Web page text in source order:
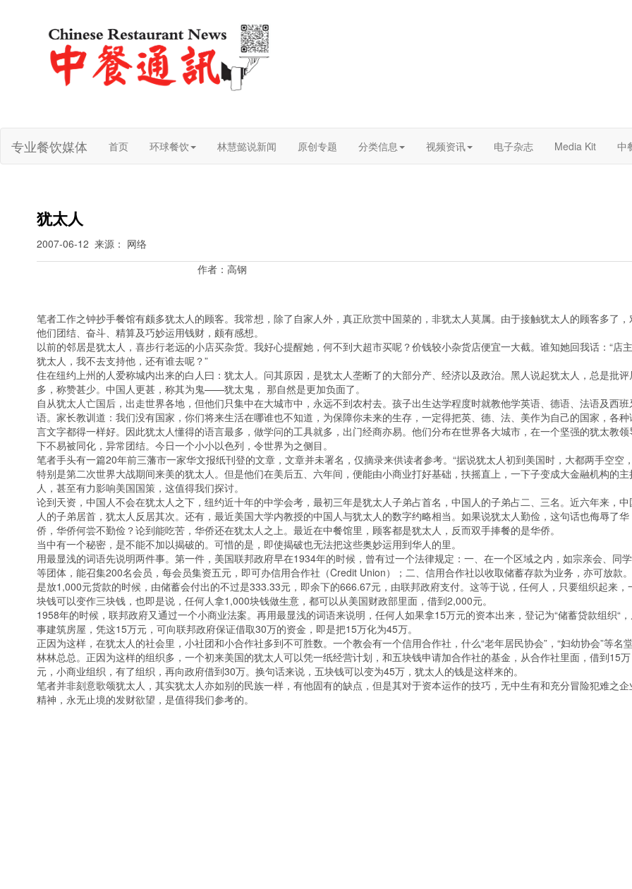
专业餐饮媒体 首页 环球餐饮 林慧懿说新闻 原创专题 分类信息 视频资讯 电子杂志 Media Kit 中
犹太人
2007-06-12 来源： 网络
作者：高钢
笔者工作之钟抄手餐馆有颇多犹太人的顾客。我常想，除了自家人外，真正欣赏中国菜的，非犹太人莫属。由于接触犹太人的顾客多了，
他们团结、奋斗、精算及巧妙运用钱财，颇有感想。
以前的邻居是犹太人，喜步行老远的小店买杂货。我好心提醒她，何不到大超市买呢？价钱较小杂货店便宜一大截。谁知她回我话：“店
犹太人，我不去支持他，还有谁去呢？”
住在纽约上州的人爱称城内出来的白人曰：犹太人。问其原因，是犹太人垄断了的大部分产、经济以及政治。黑人说起犹太人，总是批评
多，称赞甚少。中国人更甚，称其为鬼——犹太鬼， 那自然是更加负面了。
自从犹太人亡国后，出走世界各地，但他们只集中在大城市中，永远不到农村去。孩子出生达学程度时就教他学英语、德语、法语及西班
语。家长教训道：我们没有国家，你们将来生活在哪谁也不知道，为保障你未来的生存，一定得把英、德、法、美作为自己的国家，各种
言文字都得一样好。因此犹太人懂得的语言最多，做学问的工具就多，出门经商亦易。他们分布在世界各大城市，在一个坚强的犹太教领
下不易被同化，异常团结。今日一个小小以色列，令世界为之侧目。
笔者手头有一篇20年前三藩市一家华文报纸刊登的文章，文章并未署名，仅摘录来供读者参考。“据说犹太人初到美国时，大都两手空空
特别是第二次世界大战期间来美的犹太人。但是他们在美后五、六年间，便能由小商业打好基础，扶摇直上，一下子变成大金融机构的主
人，甚至有力影响美国国策，这值得我们探讨。
论到天资，中国人不会在犹太人之下，纽约近十年的中学会考，最初三年是犹太人子弟占首名，中国人的子弟占二、三名。近六年来，中
人的子弟居首，犹太人反居其次。还有，最近美国大学内教授的中国人与犹太人的数字约略相当。如果说犹太人勤俭，这句话也侮辱了华
侨，华侨何尝不勤俭？论到能吃苦，华侨还在犹太人之上。最近在中餐馆里，顾客都是犹太人，反而双手捧餐的是华侨。
当中有一个秘密，是不能不加以揭破的。可惜的是，即使揭破也无法把这些奥妙运用到华人的里。
用最显浅的词语先说明两件事。第一件，美国联邦政府早在1934年的时候，曾有过一个法律规定：一、在一个区域之内，如宗亲会、同
等团体，能召集200名会员，每会员集资五元，即可办信用合作社（Credit Union）；二、信用合作社以收取储蓄存款为业务，亦可放款
是放1,000元货款的时候，由储蓄会付出的不过是333.33元，即余下的666.67元，由联邦政府支付。这等于说，任何人，只要组织起来，
块钱可以变作三块钱，也即是说，任何人拿1,000块钱做生意，都可以从美国财政部里面，借到2,000元。
1958年的时候，联邦政府又通过一个小商业法案。再用最显浅的词语来说明，任何人如果拿15万元的资本出来，登记为“储蓄贷款组织“
事建筑房屋，凭这15万元，可向联邦政府保证借取30万的资金，即是把15万化为45万。
正因为这样，在犹太人的社会里，小社团和小合作社多到不可胜数。一个教会有一个信用合作社，什么“老年居民协会”，“妇幼协会”等名
林林总总。正因为这样的组织多，一个初来美国的犹太人可以凭一纸经营计划，和五块钱申请加合作社的基金，从合作社里面，借到15万
元，小商业组织，有了组织，再向政府借到30万。换句话来说，五块钱可以变为45万，犹太人的钱是这样来的。
笔者并非刻意歌颂犹太人，其实犹太人亦如别的民族一样，有他固有的缺点，但是其对于资本运作的技巧，无中生有和充分冒险犯难之企
精神，永无止境的发财欲望，是值得我们参考的。